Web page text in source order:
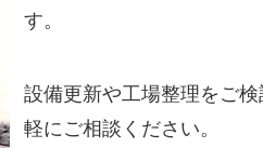
す。
設備更新や工場整理をご
軽にご相談ください。